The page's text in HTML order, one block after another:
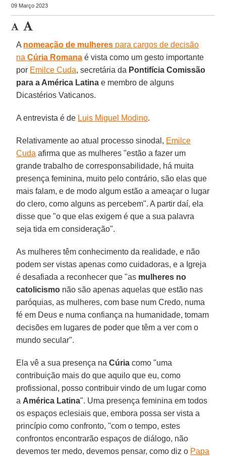
09 Março 2023
A nomeação de mulheres para cargos de decisão
naCúria Romana é vista como um gesto importante
por Emilce Cuda, secretária da Pontifícia Comissão
para a América Latina e membro de alguns
Dicastérios Vaticanos.
A entrevista é de Luis Miguel Modino.
Relativamente ao atual processo sinodal, Emilce
Cuda afirma que as mulheres "estão a fazer um
grande trabalho de corresponsabilidade, há muita
presença feminina, muito pelo contrário, são elas que
mais falam, e de modo algum estão a ameaçar o lugar
do clero, como alguns as percebem". A partir daí, ela
disse que "o que elas exigem é que a sua palavra
seja tida em consideração".
As mulheres têm conhecimento da realidade, e não
podem ser vistas apenas como cuidadoras, e a Igreja
é desafiada a reconhecer que "as mulheres no
catolicismo não são apenas aquelas que estão nas
paróquias, as mulheres, com base num Credo, numa
fé em Deus e numa confiança na humanidade, tomam
decisões em lugares de poder que têm a ver com o
mundo secular".
Ela vê a sua presença naCúria como "uma
contribuição mais do que aquilo que eu, como
profissional, posso contribuir vindo de um lugar como
a América Latina". Uma presença feminina em todos
os espaços eclesiais que, embora possa ser vista a
princípio como confronto, "com o tempo, estes
confrontos encontrarão espaços de diálogo, não
devemos ter medo, devemos pensar, como diz o Papa